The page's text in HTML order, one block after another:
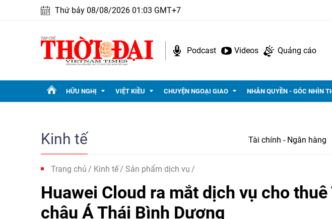
Thứ bảy 08/08/2026 01:03 GMT+7
Podcast Videos Quảng cáo
HỮU NGHỊ VIỆT KIỀU CHUYỆN NGOẠI GIAO NHÂN QUYỀN - GÓC NHÌN
Kinh tế Tài chính - Ngân hàng
Trang chủ Kinh tế Sản phẩm dịch vụ
Huawei Cloud ra mắt dịch vụ cho
châu Á Thái Bình Dương